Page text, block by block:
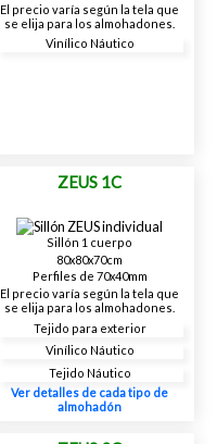
El precio varía según la tela que
se elija para los almohadones.
Vinílico Náutico
ZEUS 1C
Sillón 1 cuerpo
80x80x70cm
Perfiles de 70x40mm
El precio varía según la tela que
se elija para los almohadones.
Tejido para exterior
Vinílico Náutico
Tejido Náutico
Ver detalles de cada tipo de
almohadón